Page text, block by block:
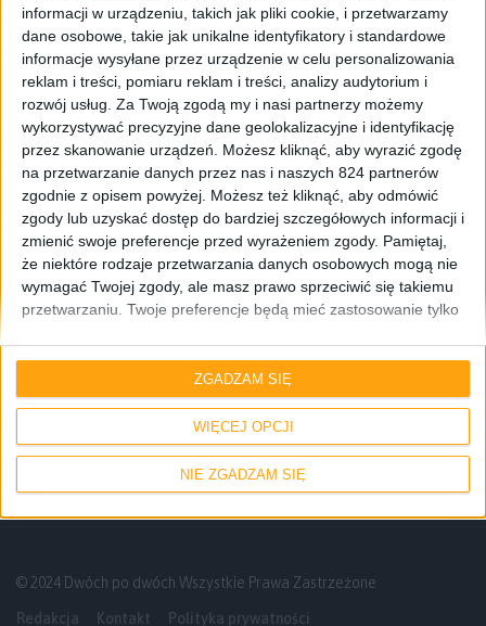
informacji w urządzeniu, takich jak pliki cookie, i przetwarzamy
dane osobowe, takie jak unikalne identyfikatory i standardowe
informacje wysyłane przez urządzenie w celu personalizowania
reklam i treści, pomiaru reklam i treści, analizy audytorium i
rozwój usług. Za Twoją zgodą my i nasi partnerzy możemy
wykorzystywać precyzyjne dane geolokalizacyjne i identyfikację
przez skanowanie urządzeń. Możesz kliknąć, aby wyrazić zgodę
na przetwarzanie danych przez nas i naszych 824 partnerów
zgodnie z opisem powyżej. Możesz też kliknąć, aby odmówić
zgody lub uzyskać dostęp do bardziej szczegółowych informacji i
zmienić swoje preferencje przed wyrażeniem zgody. Pamiętaj,
że niektóre rodzaje przetwarzania danych osobowych mogą nie
wymagać Twojej zgody, ale masz prawo sprzeciwić się takiemu
przetwarzaniu. Twoje preferencje będą mieć zastosowanie tylko
przycisk "Prywatność" na dole strony.
WIĘCEJ OPCJI
NIE ZGADZAM SIĘ
ZGADZAM SIĘ
Zabili Batmana. ZABILI BATMANA?! – nie
recenzja Suicide Squad: Kill the Justice
League ( SPOILERY)
© 2024 Dwóch po dwóch Wszystkie Prawa Zastrzeżone
Redakcja Kontakt Polityka prywatności